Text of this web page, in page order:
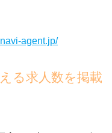
agent.jp/
る求人数を掲載